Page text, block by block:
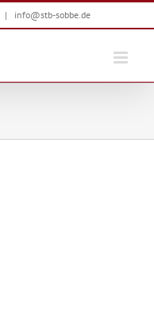
| info@stb-sobbe.de